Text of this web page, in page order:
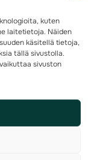
kuten
laitetietoja. Näiden
käsitellä tietoja,
tällä sivustolla.
sivuston
Helsinki, Finland
ohjeet